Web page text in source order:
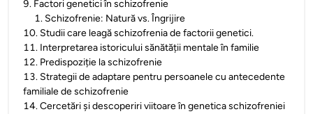
9. Factori genetici în schizofrenie
1. Schizofrenie: Natură vs. Îngrijire
10. Studii care leagă schizofrenia de factorii genetici.
11. Interpretarea istoricului sănătății mentale în familie
12. Predispoziție la schizofrenie
13. Strategii de adaptare pentru persoanele cu antecedente
familiale de schizofrenie
14.Cercetări și descoperiri viitoare în genetica schizofreniei